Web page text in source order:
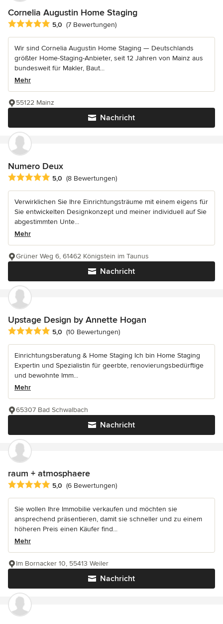
Cornelia Augustin Home Staging
Durchschnittliche Bewertung: 5 von 5 Sternen
5,0 (7 Bewertungen)
Wir sind Cornelia Augustin Home Staging — Deutschlands
größter Home-Staging-Anbieter, seit 12 Jahren von Mainz aus
bundesweit für Makler, Baut...
Mehr
Nachricht
55122 Mainz
Numero Deux
Durchschnittliche Bewertung: 5 von 5 Sternen
5,0 (8 Bewertungen)
Verwirklichen Sie Ihre Einrichtungsträume mit einem eigens für
Sie entwickelten Designkonzept und meiner individuell auf Sie
abgestimmten Unte...
Mehr
Nachricht
Grüner Weg 6, 61462 Königstein im Taunus
Upstage Design by Annette Hogan
Durchschnittliche Bewertung: 5 von 5 Sternen
5,0 (10 Bewertungen)
Einrichtungsberatung & Home Staging Ich bin Home Staging
Expertin und Spezialistin für geerbte, renovierungsbedürftige
und bewohnte Imm...
Mehr
Nachricht
65307 Bad Schwalbach
raum + atmosphaere
Durchschnittliche Bewertung: 5 von 5 Sternen
5,0 (6 Bewertungen)
Sie wollen Ihre Immobilie verkaufen und möchten sie
ansprechend präsentieren, damit sie schneller und zu einem
höheren Preis einen Käufer find...
Mehr
Nachricht
Im Bornacker 10, 55413 Weiler